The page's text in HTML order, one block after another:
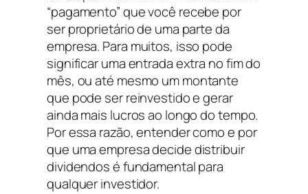
“pagamento” que você recebe por
ser proprietário de uma parte da
empresa. Para muitos, isso pode
significar uma entrada extra no fim do
mês, ou até mesmo um montante
que pode ser reinvestido e gerar
ainda mais lucros ao longo do tempo.
Por essa razão, entender como e por
que uma empresa decide distribuir
dividendos é fundamental para
qualquer investidor.